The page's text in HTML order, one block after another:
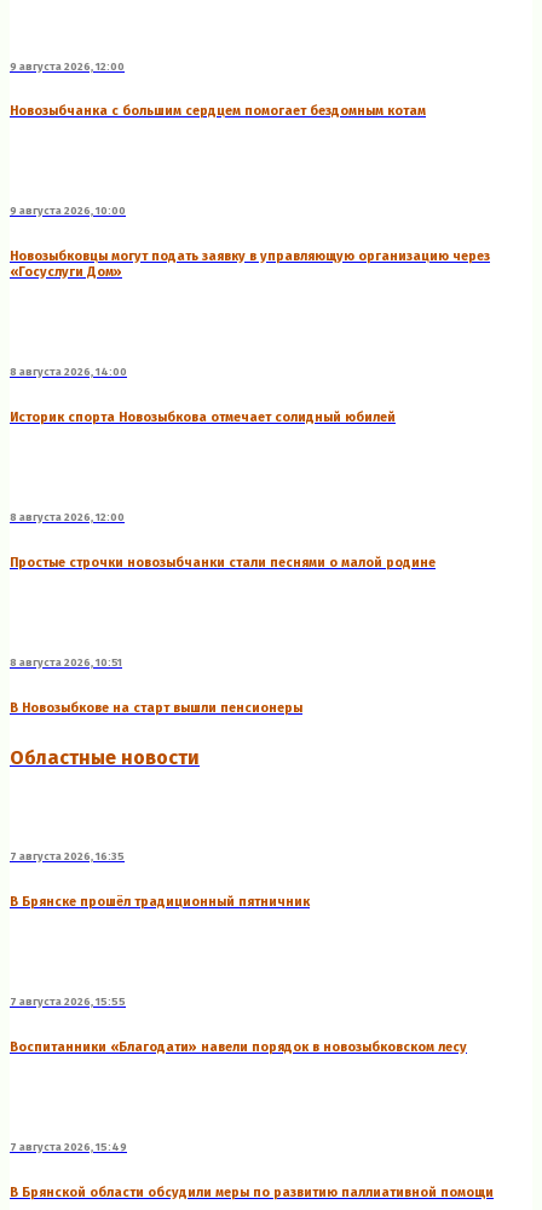
9 августа 2026, 12:00
Новозыбчанка с большим сердцем помогает бездомным котам
9 августа 2026, 10:00
Новозыбковцы могут подать заявку в управляющую организацию через
«Госуслуги Дом»
8 августа 2026, 14:00
Историк спорта Новозыбкова отмечает солидный юбилей
8 августа 2026, 12:00
Простые строчки новозыбчанки стали песнями о малой родине
8 августа 2026, 10:51
В Новозыбкове на старт вышли пенсионеры
Областные новости
7 августа 2026, 16:35
В Брянске прошёл традиционный пятничник
7 августа 2026, 15:55
Воспитанники «Благодати» навели порядок в новозыбковском лесу
7 августа 2026, 15:49
В Брянской области обсудили меры по развитию паллиативной помощи